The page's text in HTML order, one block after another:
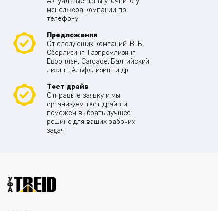
менеджера компании по
телефону
Предложения
От следующих компаний: ВТБ,
Сберлизинг, Газпромлизинг,
Европлан, Carcade, Балтийский
лизинг, Альфализинг и др
Тест драйв
Отправьте заявку и мы
организуем тест драйв и
поможем выбрать лучшее
решине для ваших рабочих
задач